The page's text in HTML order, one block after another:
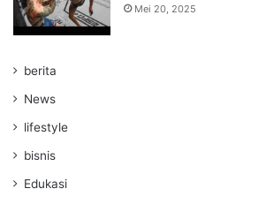
Mei 20, 2025
berita
News
lifestyle
bisnis
Edukasi